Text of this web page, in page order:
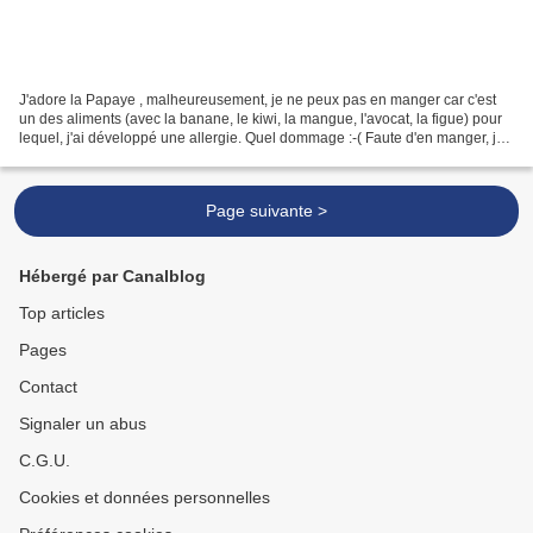
J'adore la Papaye , malheureusement, je ne peux pas en manger car c'est
un des aliments (avec la banane, le kiwi, la mangue, l'avocat, la figue) pour
lequel, j'ai développé une allergie. Quel dommage :-( Faute d'en manger, je
Page suivante >
Hébergé par Canalblog
Top articles
Pages
Contact
Signaler un abus
C.G.U.
Cookies et données personnelles